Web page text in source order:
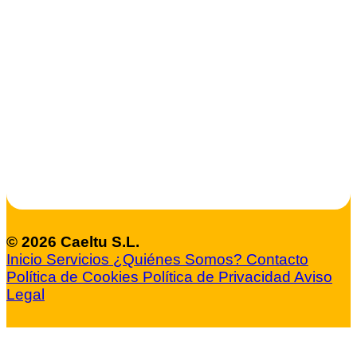
© 2026 Caeltu S.L.
Inicio Servicios ¿Quiénes Somos? Contacto
Política de Cookies Política de Privacidad Aviso
Legal